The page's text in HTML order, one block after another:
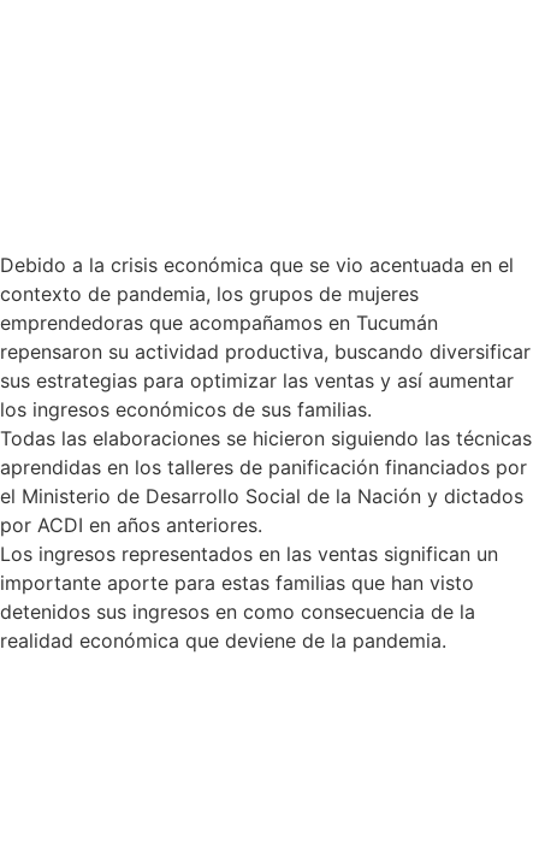
Debido a la crisis económica que se vio acentuada en el
contexto de pandemia, los grupos de mujeres
emprendedoras que acompañamos en Tucumán
repensaron su actividad productiva, buscando diversificar
sus estrategias para optimizar las ventas y así aumentar
los ingresos económicos de sus familias.
Todas las elaboraciones se hicieron siguiendo las técnicas
aprendidas en los talleres de panificación financiados por
el Ministerio de Desarrollo Social de la Nación y dictados
por ACDI en años anteriores.
Los ingresos representados en las ventas significan un
importante aporte para estas familias que han visto
detenidos sus ingresos en como consecuencia de la
realidad económica que deviene de la pandemia.